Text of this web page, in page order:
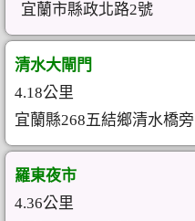
宜蘭市縣政北路2號
清水大閘門
4.18公里
宜蘭縣268五結鄉清水橋旁
羅東夜市
4.36公里